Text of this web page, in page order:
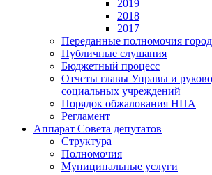
2019
2018
2017
Переданные полномочия
Публичные слушания
Бюджетный процесс
Отчеты главы Управы и
социальных учреждений
Порядок обжалования НПА
Регламент
Аппарат Совета депутатов
Структура
Полномочия
Муниципальные услуги